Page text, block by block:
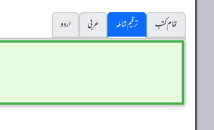
تمام کتب
ترقیم شاملہ عربی
اردو